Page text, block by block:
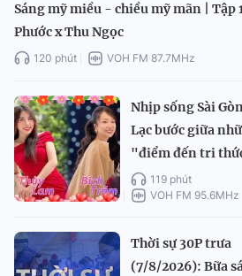
Sáng mỹ miều - chiều mỹ mãn | Tập
Phước x Thu Ngọc
120 phút VOH FM 87.7MHz
Nhịp sống Sài
Lạc bước giữa
"điểm đến tri
119 phút
VOH FM 95.6MHz
Thời sự 30P trưa
(7/8/2026): Bữa